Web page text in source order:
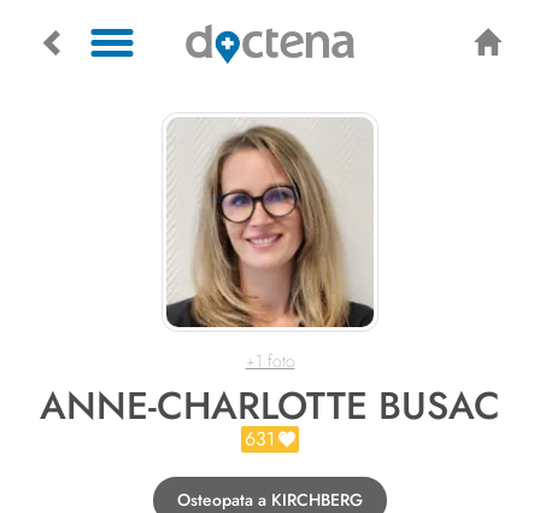
+1 foto
ANNE-CHARLOTTE BUSAC
631
Osteopata a KIRCHBERG